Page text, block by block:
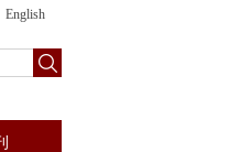
English